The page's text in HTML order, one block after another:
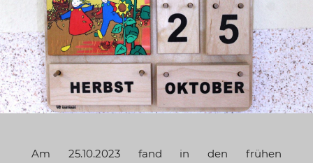
Am 25.10.2023 fand in den frühen